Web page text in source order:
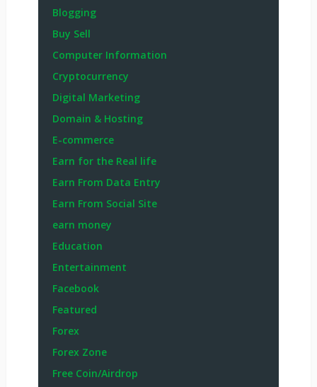
Blogging
Buy Sell
Computer Information
Cryptocurrency
Digital Marketing
Domain & Hosting
E-commerce
Earn for the Real life
Earn From Data Entry
Earn From Social Site
earn money
Education
Entertainment
Facebook
Featured
Forex
Forex Zone
Free Coin/Airdrop